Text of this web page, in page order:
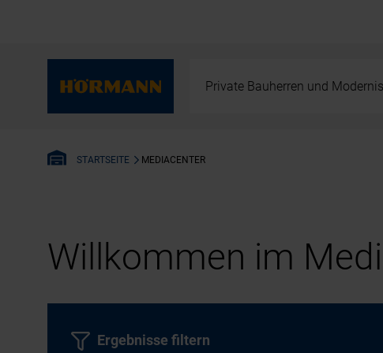
Private Bauherren und
STARTSEITE MEDIACENTER
Willkommen im
Ergebnisse filtern